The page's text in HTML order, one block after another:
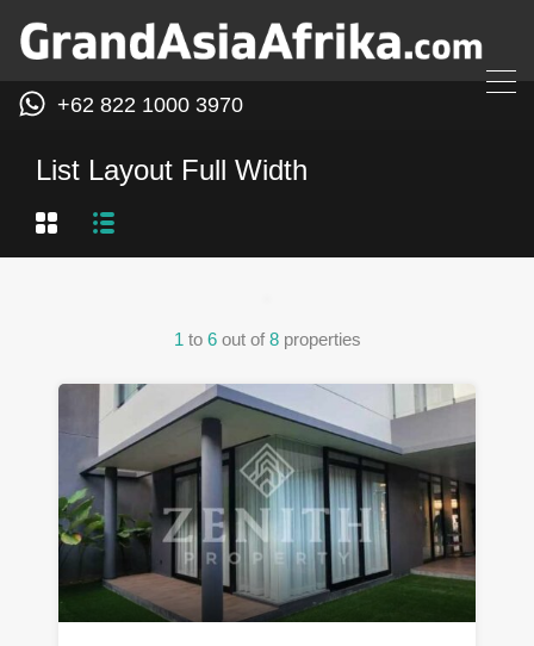
+62 822 1000 3970
List Layout Full Width
1 to 6 out of 8 properties